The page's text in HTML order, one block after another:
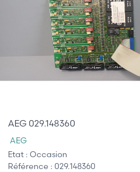
AEG 029.148360
AEG
Etat : Occasion
Référence : 029.148360